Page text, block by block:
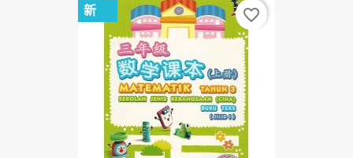
新 favorite_border